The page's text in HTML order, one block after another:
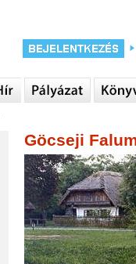
Göcseji